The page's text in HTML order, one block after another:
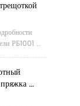
РБ1001
Название